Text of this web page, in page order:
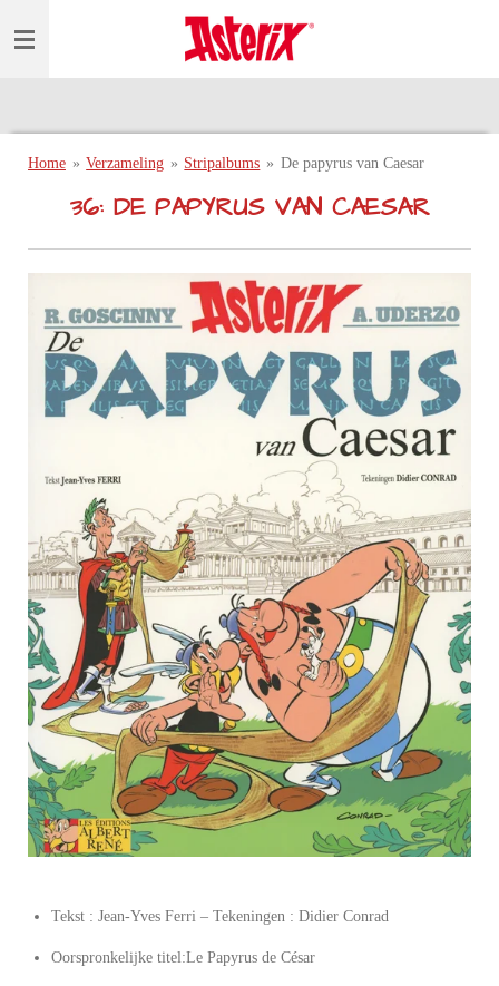
direct
Home » Verzameling » Stripalbums » De papyrus van Caesar
36: DE PAPYRUS VAN CAESAR
Tekst : Jean-Yves Ferri – Tekeningen : Didier Conrad
Oorspronkelijke titel:Le Papyrus de César